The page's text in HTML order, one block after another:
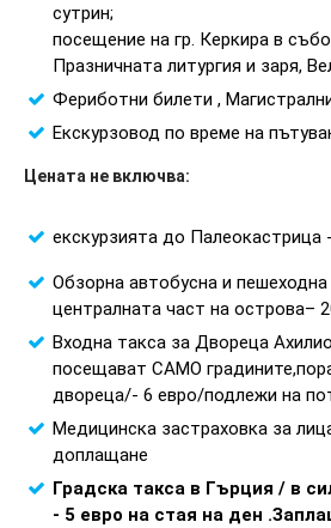
сутрин;
посещение на гр. Керкира в
Празничната литургия и заря,
Фериботни билети ,
Екскурзовод по време на
Цената не включва:
екскурзията до Палеокастрица
Обзорна автобусна и
централната част на острова–
Входна такса за Двореца
посещават САМО
двореца/- 6 евро/подлежи на
Медицинска застраховка за
доплащане
Градска такса в Гърция / в
- 5 евро на стая на ден